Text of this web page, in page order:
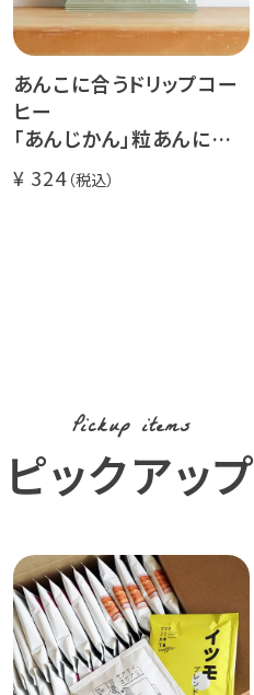
あんこに合うドリップコー
ヒー
「あんじかん」粒あんに合う
珈琲 1杯分
324
Pickup items
ピックアップ